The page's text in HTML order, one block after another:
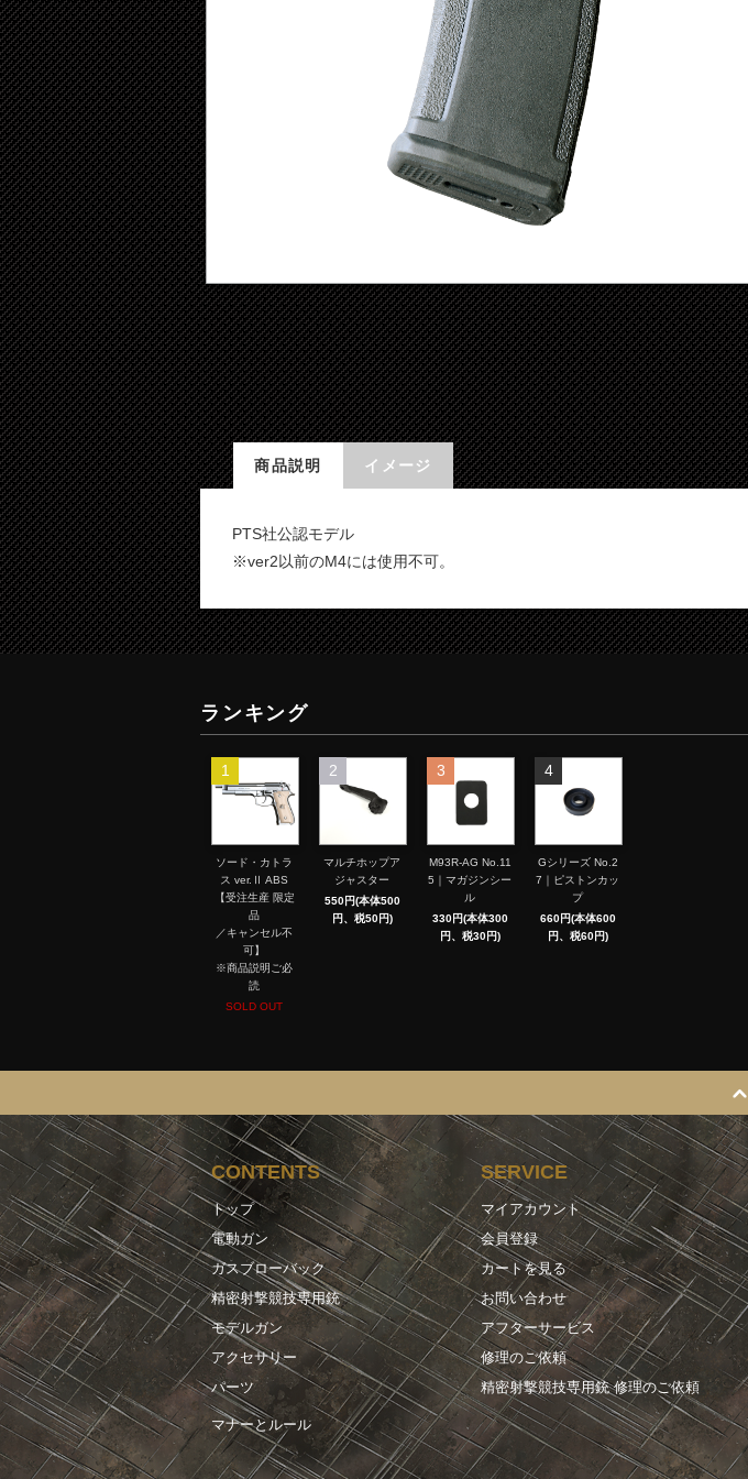
商品説明 イメージ
PTS社公認モデル
※ver2以前のM4には使用不可。
ランキング
1
ソード・カトラ
ス ver.Ⅱ ABS
【受注生産 限定
品
／キャンセル不
可】
※商品説明ご必
読
SOLD OUT
2
マルチホップア
ジャスター
550円(本体500
円、税50円)
3
M93R-AG No.11
5｜マガジンシー
ル
330円(本体300
円、税30円)
4
Gシリーズ No.2
7｜ピストンカッ
プ
660円(本体600
円、税60円)
CONTENTS
トップ
電動ガン
ガスブローバック
精密射撃競技専用銃
モデルガン
アクセサリー
パーツ
マナーとルール
SERVICE
マイアカウント
会員登録
カートを見る
お問い合わせ
アフターサービス
修理のご依頼
精密射撃競技専用銃 修理のご依頼